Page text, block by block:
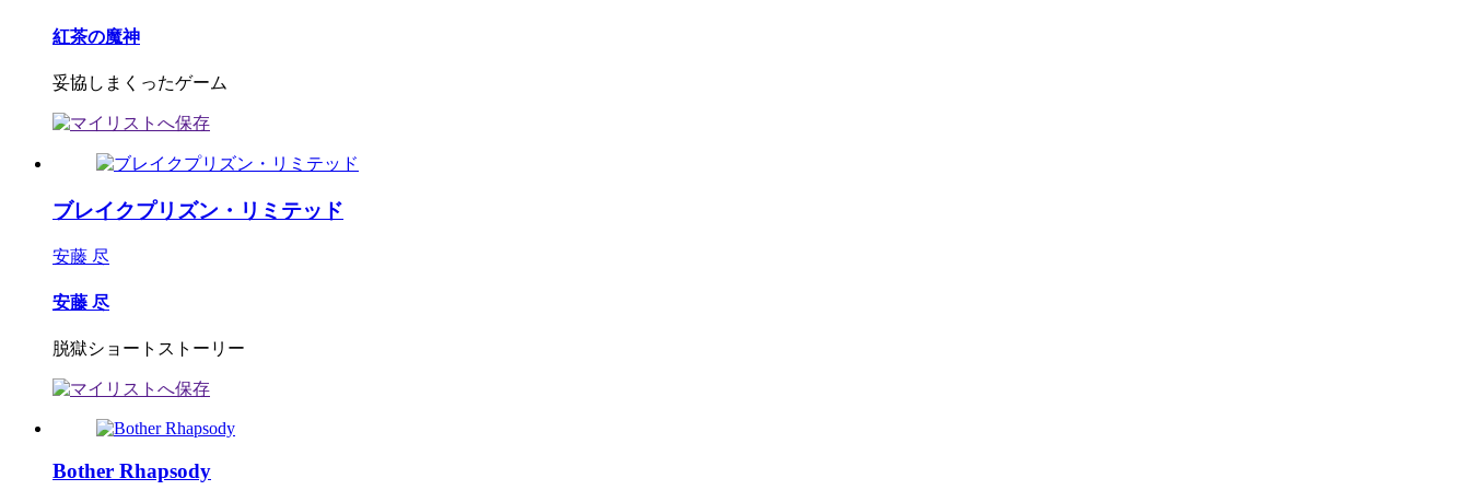
紅茶の魔神
妥協しまくったゲーム
ブレイクプリズン・リミテッド
安藤 尽
安藤 尽
脱獄ショートストーリー
Bother Rhapsody